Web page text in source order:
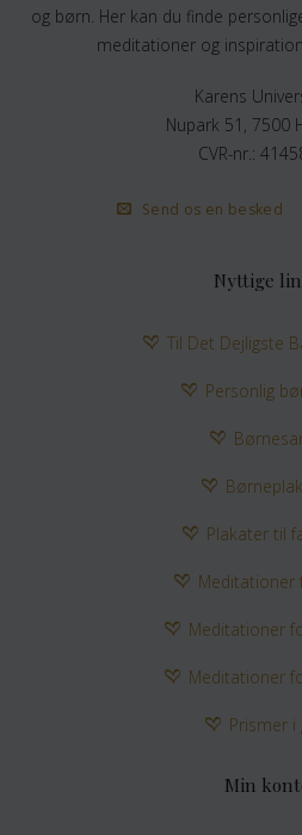
og børn. Her kan du finde
meditationer og
Karens
Nupark 51, 7500
CVR-nr.:
Send os en besked
Nyttige
Til Det Dejligste
Personlig
Plakater til
Meditationer
Meditationer
Meditationer
Prismer i
Min